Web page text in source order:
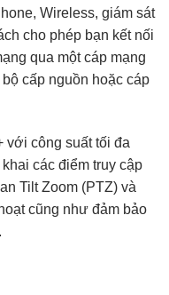
Wireless, giám sát
cho phép bạn kết nối
qua một cáp mạng
cấp nguồn hoặc cáp
với công suất tối đa
các điểm truy cập
Tilt Zoom (PTZ) và
cũng như đảm bảo